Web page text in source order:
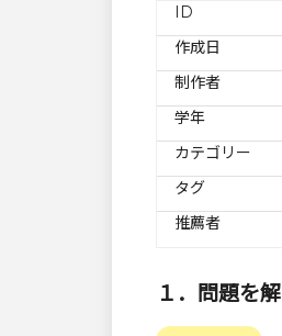
ID
作成日
制作者
学年
カテゴリー
タグ
推薦者
１．問題を解